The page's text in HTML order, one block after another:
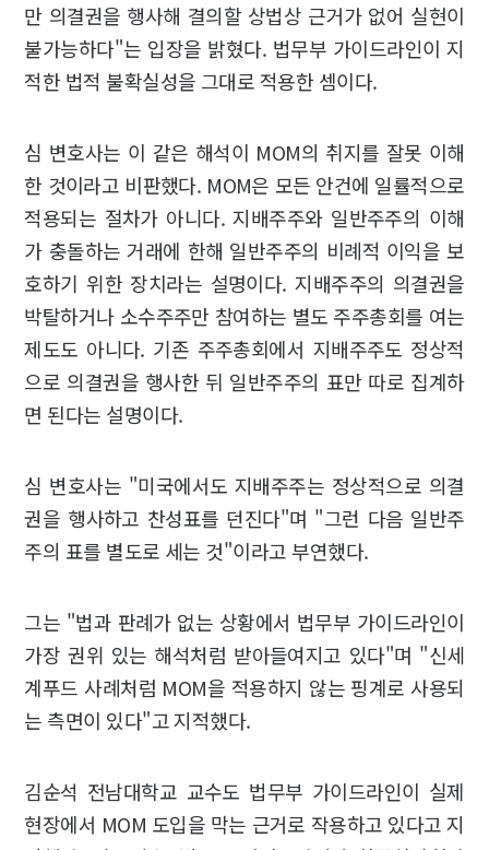
만 의결권을 행사해 결의할 상법상 근거가 없어 실현이
불가능하다"는 입장을 밝혔다. 법무부 가이드라인이 지
적한 법적 불확실성을 그대로 적용한 셈이다.
심 변호사는 이 같은 해석이 MOM의 취지를 잘못 이해
한 것이라고 비판했다. MOM은 모든 안건에 일률적으로
적용되는 절차가 아니다. 지배주주와 일반주주의 이해
가 충돌하는 거래에 한해 일반주주의 비례적 이익을 보
호하기 위한 장치라는 설명이다. 지배주주의 의결권을
박탈하거나 소수주주만 참여하는 별도 주주총회를 여는
제도도 아니다. 기존 주주총회에서 지배주주도 정상적
으로 의결권을 행사한 뒤 일반주주의 표만 따로 집계하
면 된다는 설명이다.
심 변호사는 "미국에서도 지배주주는 정상적으로 의결
권을 행사하고 찬성표를 던진다"며 "그런 다음 일반주
주의 표를 별도로 세는 것"이라고 부연했다.
그는 "법과 판례가 없는 상황에서 법무부 가이드라인이
가장 권위 있는 해석처럼 받아들여지고 있다"며 "신세
계푸드 사례처럼 MOM을 적용하지 않는 핑계로 사용되
는 측면이 있다"고 지적했다.
김순석 전남대학교 교수도 법무부 가이드라인이 실제
현장에서 MOM 도입을 막는 근거로 작용하고 있다고 지